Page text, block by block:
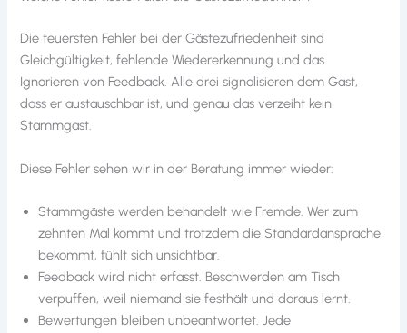
Die teuersten Fehler bei der Gästezufriedenheit sind
Gleichgültigkeit, fehlende Wiedererkennung und das
Ignorieren von Feedback. Alle drei signalisieren dem Gast,
dass er austauschbar ist, und genau das verzeiht kein
Stammgast.
Diese Fehler sehen wir in der Beratung immer wieder:
Stammgäste werden behandelt wie Fremde. Wer zum
zehnten Mal kommt und trotzdem die Standardansprache
bekommt, fühlt sich unsichtbar.
Feedback wird nicht erfasst. Beschwerden am Tisch
verpuffen, weil niemand sie festhält und daraus lernt.
Bewertungen bleiben unbeantwortet. Jede